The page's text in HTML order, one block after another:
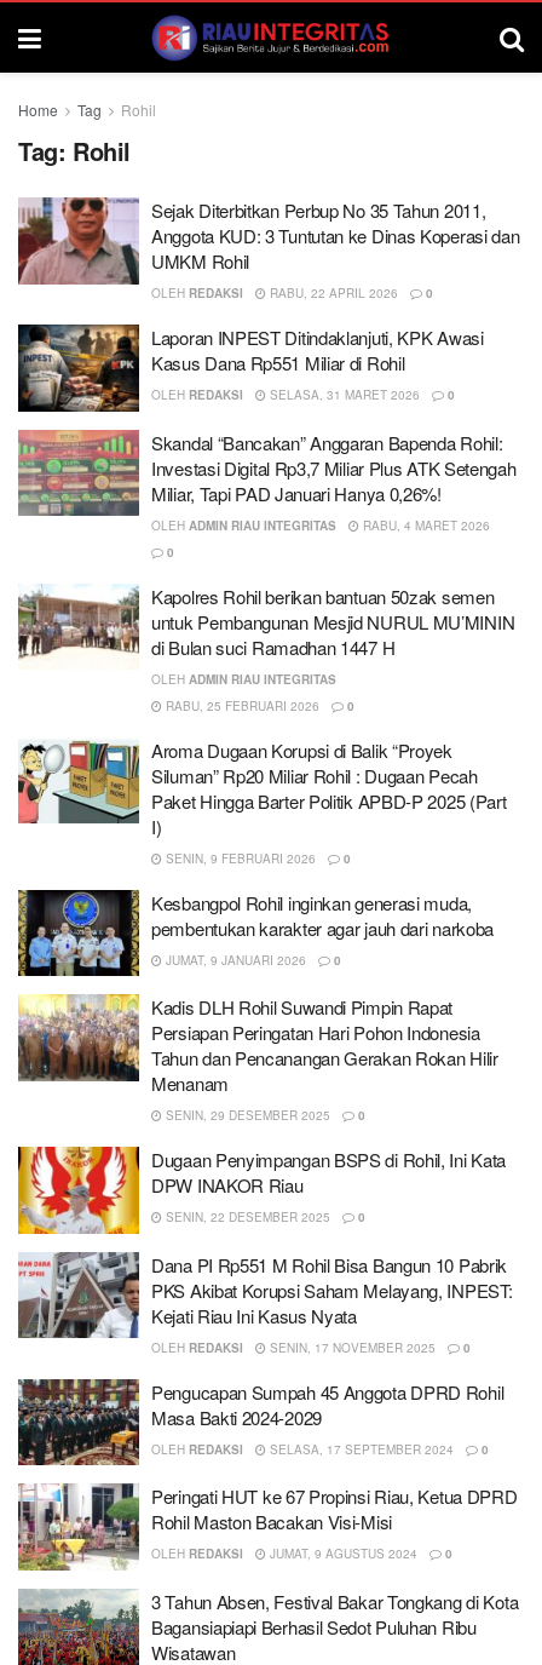
Home Tag Rohil
Tag: Rohil
Sejak Diterbitkan Perbup No 35 Tahun 2011,
Anggota KUD: 3 Tuntutan ke Dinas Koperasi dan
UMKM Rohil
OLEH REDAKSI RABU, 22 APRIL 2026 0
Laporan INPEST Ditindaklanjuti, KPK Awasi
Kasus Dana Rp551 Miliar di Rohil
OLEH REDAKSI SELASA, 31 MARET 2026 0
Skandal “Bancakan” Anggaran Bapenda Rohil:
Investasi Digital Rp3,7 Miliar Plus ATK Setengah
Miliar, Tapi PAD Januari Hanya 0,26%!
OLEH ADMIN RIAU INTEGRITAS
RABU, 4 MARET 2026
0
Kapolres Rohil berikan bantuan 50zak semen
untuk Pembangunan Mesjid NURUL MU’MININ
di Bulan suci Ramadhan 1447 H
OLEH ADMIN RIAU INTEGRITAS
RABU, 25 FEBRUARI 2026
0
Aroma Dugaan Korupsi di Balik “Proyek
Siluman” Rp20 Miliar Rohil : Dugaan Pecah
Paket Hingga Barter Politik APBD-P 2025 (Part
I)
SENIN, 9 FEBRUARI 2026 0
Kesbangpol Rohil inginkan generasi muda,
pembentukan karakter agar jauh dari narkoba
JUMAT, 9 JANUARI 2026 0
Kadis DLH Rohil Suwandi Pimpin Rapat
Persiapan Peringatan Hari Pohon Indonesia
Tahun dan Pencanangan Gerakan Rokan Hilir
Menanam
SENIN, 29 DESEMBER 2025 0
Dugaan Penyimpangan BSPS di Rohil, Ini Kata
DPW INAKOR Riau
SENIN, 22 DESEMBER 2025 0
Dana PI Rp551 M Rohil Bisa Bangun 10 Pabrik
PKS Akibat Korupsi Saham Melayang, INPEST:
Kejati Riau Ini Kasus Nyata
OLEH REDAKSI SENIN, 17 NOVEMBER 2025 0
Pengucapan Sumpah 45 Anggota DPRD Rohil
Masa Bakti 2024-2029
OLEH REDAKSI SELASA, 17 SEPTEMBER 2024 0
Peringati HUT ke 67 Propinsi Riau, Ketua DPRD
Rohil Maston Bacakan Visi-Misi
OLEH REDAKSI JUMAT, 9 AGUSTUS 2024 0
3 Tahun Absen, Festival Bakar Tongkang di Kota
Bagansiapiapi Berhasil Sedot Puluhan Ribu
Wisatawan